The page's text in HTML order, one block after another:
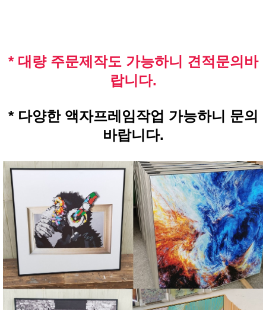
* 대량 주문제작도 가능하니 견적문의바
랍니다.
* 다양한 액자프레임작업 가능하니 문의
바랍니다.